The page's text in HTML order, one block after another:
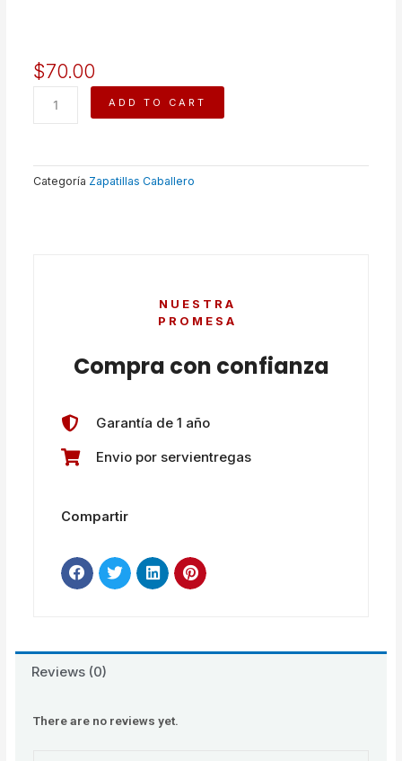
$70.00
ADD TO CART
Categoría Zapatillas Caballero
NUESTRA
PROMESA
Compra con confianza
Garantía de 1 año
Envio por servientregas
Compartir
Reviews (0)
There are no reviews yet.